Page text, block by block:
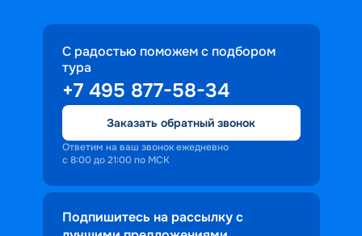
С радостью поможем с подбором
тура
+7 495 877-58-34
Заказать обратный звонок
Ответим на ваш звонок ежедневно
с 8:00 до 21:00 по МСК
Подпишитесь на рассылку с